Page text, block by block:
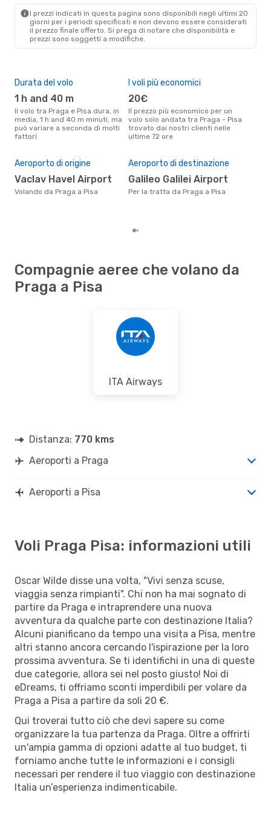
I prezzi indicati in questa pagina sono disponibili negli ultimi 20
giorni per i periodi specificati e non devono essere considerati
il ​​prezzo finale offerto. Si prega di notare che disponibilità e
prezzi sono soggetti a modifiche.
Durata del volo
1 h and 40 m
Il volo tra Praga e Pisa dura, in
media, 1 h and 40 m minuti, ma
può variare a seconda di molti
fattori
I voli più economici
20€
Il prezzo più economico per un
volo solo andata tra Praga - Pisa
trovato dai nostri clienti nelle
ultime 72 ore
Aeroporto di origine
Vaclav Havel Airport
Volando da Praga a Pisa
Aeroporto di destinazione
Galileo Galilei Airport
Per la tratta da Praga a Pisa
Compagnie aeree che volano da
Praga a Pisa
ITA Airways
Distanza: 770 kms
Aeroporti a Praga
Aeroporti a Pisa
Voli Praga Pisa: informazioni utili
Oscar Wilde disse una volta, "Vivi senza scuse,
viaggia senza rimpianti". Chi non ha mai sognato di
partire da Praga e intraprendere una nuova
avventura da qualche parte con destinazione Italia?
Alcuni pianificano da tempo una visita a Pisa, mentre
altri stanno ancora cercando l'ispirazione per la loro
prossima avventura. Se ti identifichi in una di queste
due categorie, allora sei nel posto giusto! Noi di
eDreams, ti offriamo sconti imperdibili per volare da
Praga a Pisa a partire da soli 20 €.
Qui troverai tutto ciò che devi sapere su come
organizzare la tua partenza da Praga. Oltre a offrirti
un'ampia gamma di opzioni adatte al tuo budget, ti
forniamo anche tutte le informazioni e i consigli
necessari per rendere il tuo viaggio con destinazione
Italia un’esperienza indimenticabile.